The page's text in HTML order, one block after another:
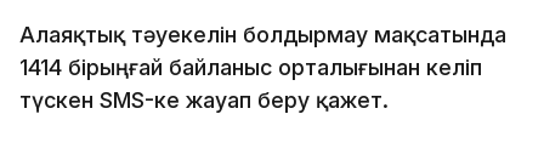
Алаяқтық тәуекелін болдырмау мақсатында
1414 бірыңғай байланыс орталығынан келіп
түскен SMS-ке жауап беру қажет.